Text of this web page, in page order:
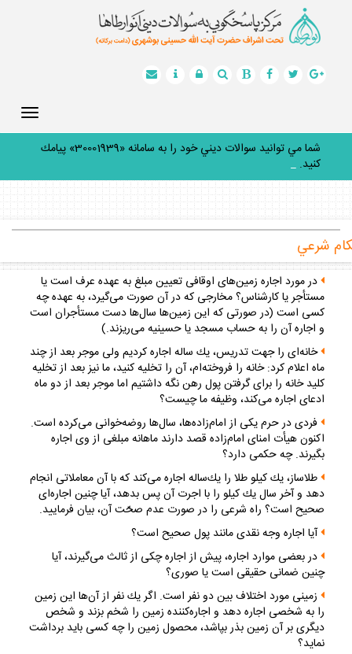
شما مي توانيد سوالات ديني خود را به سامانه «30001939» پيامك
كنيد. _
شرعي
در مورد اجاره زمين‌هاى اوقافى تعيين مبلغ به عهده عرف است يا
مستأجر يا كارشناس؟ مخارجى كه در آن صورت مى‌گيرد، به عهده چه
كسى است (در صورتى كه اين زمين‌ها سال‌ها دست مستأجران است
و اجاره آن را به حساب مسجد يا حسينيه مى‌ريزند.)
خانه‌اى را جهت تدريس، يك ساله اجاره كرديم ولى موجر بعد از چند
ماه اعلام كرد: خانه را فروخته‌ام، آن را تخليه كنيد، ما نيز بعد از تخليه
كليد خانه را براى گرفتن پول رهن نگه داشتيم اما موجر بعد از دو ماه
ادعاى اجاره مى‌كند، وظيفه ما چيست؟
فردى در حرم يكى از امام‌زاده‌ها، سال‌ها روضه‌خوانى مى‌كرده است.
اكنون هيأت امناى امام‌زاده قصد دارند ماهانه مبلغى از وى اجاره
بگيرند. چه حكمى دارد؟
طلاساز، يك كيلو طلا را يك‌ساله اجاره مى‌كند كه با آن معاملاتى انجام
دهد و آخر سال يك كيلو را با اجرت آن پس بدهد، آيا چنين اجاره‌اى
صحيح است؟ راه‌ شرعى را در صورت عدم صحّت آن، بيان فرماييد.
آيا اجاره وجه نقدى مانند پول صحيح است؟
در بعضى موارد اجاره، پيش از اجاره چكى از ثالث مى‌گيرند، آيا
چنين ضمانى حقيقى است يا صورى؟
زمينى مورد اختلاف بين دو نفر است. اگر يك نفر از آن‌ها اين زمين
را به شخصى اجاره دهد و اجاره‌كننده زمين را شخم بزند و شخص
ديگرى بر آن زمين بذر بپاشد، محصول زمين را چه كسى بايد برداشت
نمايد؟